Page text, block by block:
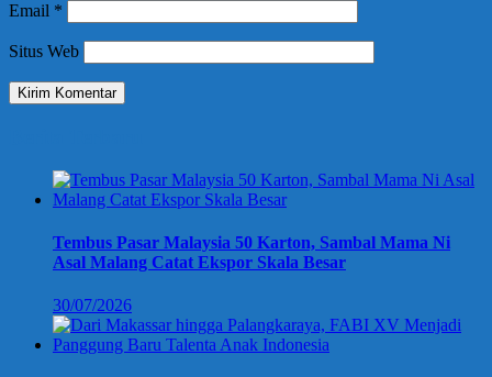
Email *
Situs Web
Tembus Pasar Malaysia 50 Karton, Sambal Mama Ni
Asal Malang Catat Ekspor Skala Besar
30/07/2026